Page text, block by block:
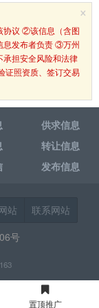
×
协议 ②该信息（含图
息发布者负责 ③万州
担安全风险和法律
证照资质、签订交易
供求信息
转让信息
发布信息
站
联系网站
号
置顶推广